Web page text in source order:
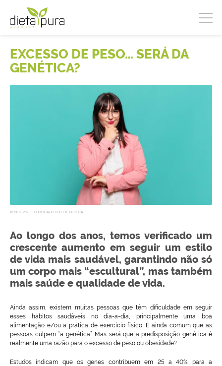
EXCESSO DE PESO… SERÁ DA
GENÉTICA?
16 NOV 2021 - PUBLICADO POR DIETA PURA
Ao longo dos anos, temos verificado um
crescente aumento em seguir um estilo
de vida mais saudável, garantindo não só
um corpo mais “escultural”, mas também
mais saúde e qualidade de vida.
Ainda assim, existem muitas pessoas que têm dificuldade em seguir
esses hábitos saudáveis no dia-a-dia, principalmente uma boa
alimentação e/ou a prática de exercício físico. É ainda comum que as
pessoas culpem “a genética”. Mas será que a predisposição genética é
realmente uma razão para o excesso de peso ou obesidade?
Estudos indicam que os genes contribuem em 25 a 40% para a